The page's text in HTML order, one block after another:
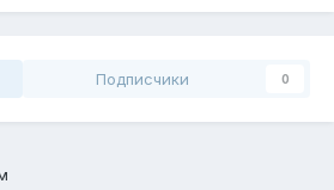
Подписчики 0